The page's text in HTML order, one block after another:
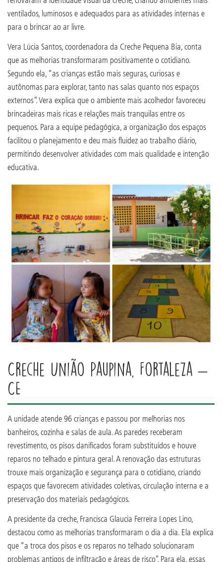
ventilados, luminosos e adequados para as atividades internas e
para o brincar ao ar livre.
Vera Lúcia Santos, coordenadora da Creche Pequena Bia, conta
que as melhorias transformaram positivamente o cotidiano.
Segundo ela, “as crianças estão mais seguras, curiosas e
autônomas para explorar, tanto nas salas quanto nos espaços
externos”. Vera explica que o ambiente mais acolhedor favoreceu
brincadeiras mais ricas e relações mais tranquilas entre os
pequenos. Para a equipe pedagógica, a organização dos espaços
facilitou o planejamento e deu mais fluidez ao trabalho diário,
permitindo desenvolver atividades com mais qualidade e intenção
educativa.
Creche União Paupina, Fortaleza –
CE
A unidade atende 96 crianças e passou por melhorias nos
banheiros, cozinha e salas de aula. As paredes receberam
revestimento, os pisos danificados foram substituídos e houve
reparos no telhado e pintura geral. A renovação das estruturas
trouxe mais organização e segurança para o cotidiano, criando
espaços que favorecem atividades coletivas, circulação interna e a
preservação dos materiais pedagógicos.
A presidente da creche, Francisca Glaucia Ferreira Lopes Lino,
destacou como as melhorias transformaram o dia a dia. Ela explica
que “a troca dos pisos e os reparos no telhado solucionaram
problemas antigos de infiltração e áreas de risco”. Para ela, essas